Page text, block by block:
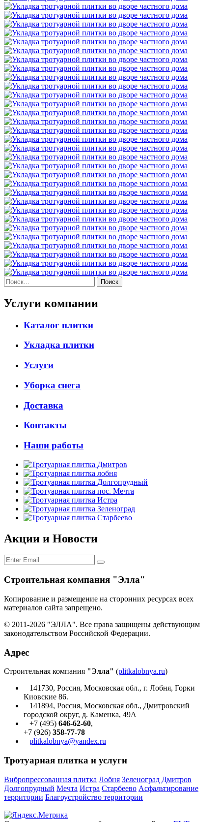
Услуги компании
Каталог плитки
Укладка плитки
Услуги
Уборка снега
Доставка
Контакты
Наши работы
Акции и Новости
Строительная компания "Элла"
Копирование и размещение на сторонних ресурсах всех
материалов сайта запрещено.
© 2011-2026 "ЭЛЛА". Все права защищены действующим
законодательством Российской Федерации.
Адрес
Строительная компания "Элла" (plitkalobnya.ru)
141730, Россия, Московская обл., г. Лобня, Горки
Киовские 86.
141894, Россия, Московская обл., Дмитровский
городской округ, д. Каменка, 49А
+7 (495) 646-62-60,
+7 (926) 358-77-78
plitkalobnya@yandex.ru
Тротуарная плитка и услуги
Вибропрессованная плитка Лобня Зеленоград Дмитров
Долгопрудный Мечта Истра Старбеево Асфальтирование
территории Благоустройство территории